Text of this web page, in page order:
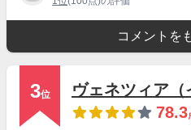
コメントを
3位
ヴェネツィア（
78.3